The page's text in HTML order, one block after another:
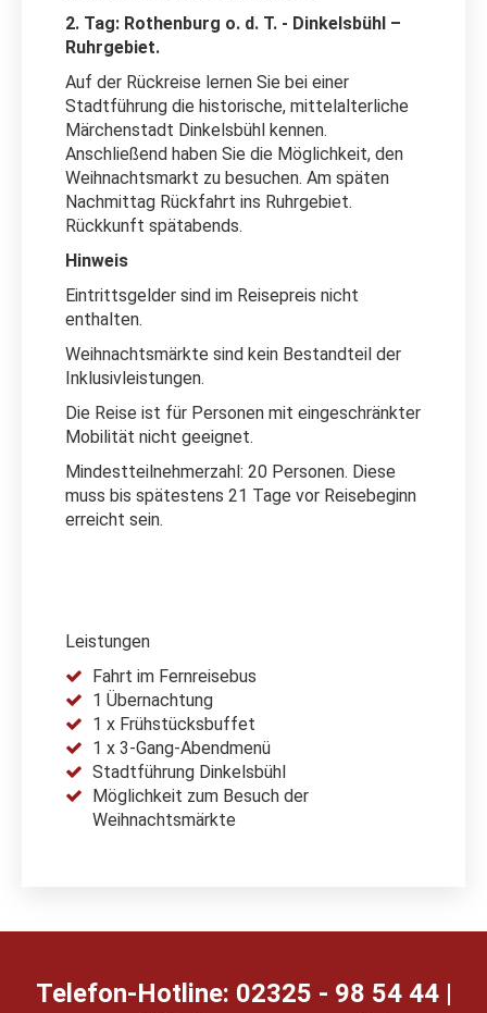
2. Tag: Rothenburg o. d. T. - Dinkelsbühl –
Ruhrgebiet.
Auf der Rückreise lernen Sie bei einer
Stadtführung die historische, mittelalterliche
Märchenstadt Dinkelsbühl kennen.
Anschließend haben Sie die Möglichkeit, den
Weihnachtsmarkt zu besuchen. Am späten
Nachmittag Rückfahrt ins Ruhrgebiet.
Rückkunft spätabends.
Hinweis
Eintrittsgelder sind im Reisepreis nicht
enthalten.
Weihnachtsmärkte sind kein Bestandteil der
Inklusivleistungen.
Die Reise ist für Personen mit eingeschränkter
Mobilität nicht geeignet.
Mindestteilnehmerzahl: 20 Personen. Diese
muss bis spätestens 21 Tage vor Reisebeginn
erreicht sein.
Leistungen
Fahrt im Fernreisebus
1 Übernachtung
1 x Frühstücksbuffet
1 x 3-Gang-Abendmenü
Stadtführung Dinkelsbühl
Möglichkeit zum Besuch der
Weihnachtsmärkte
Telefon-Hotline: 02325 - 98 54 44 |